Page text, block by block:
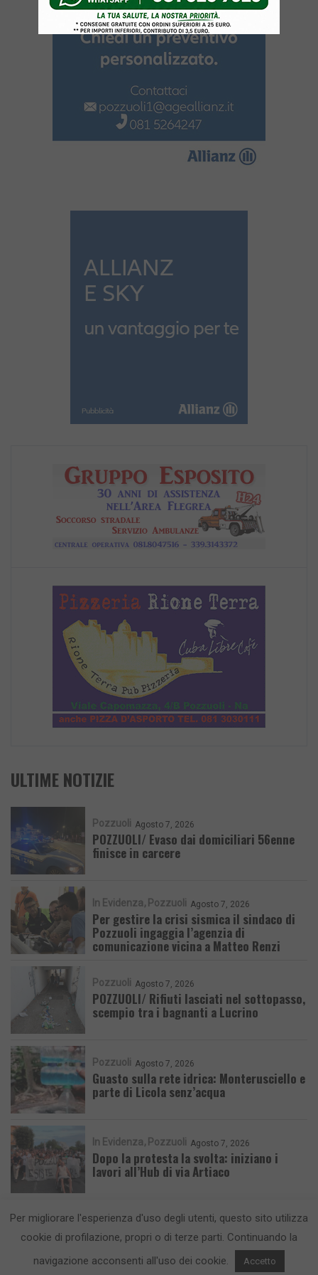
ULTIME NOTIZIE
Pozzuoli Agosto 7, 2026
POZZUOLI/ Evaso dai domiciliari 56enne
finisce in carcere
In Evidenza Pozzuoli Agosto 7, 2026
Per gestire la crisi sismica il sindaco di
Pozzuoli ingaggia l’agenzia di
comunicazione vicina a Matteo Renzi
Pozzuoli Agosto 7, 2026
POZZUOLI/ Rifiuti lasciati nel sottopasso,
scempio tra i bagnanti a Lucrino
Pozzuoli Agosto 7, 2026
Guasto sulla rete idrica: Monterusciello e
parte di Licola senz’acqua
In Evidenza Pozzuoli Agosto 7, 2026
Dopo la protesta la svolta: iniziano i
lavori all’Hub di via Artiaco
CronacaFlegrea testata giornalistica - aut. Tribunale di Napoli n. 34 del
Per migliorare l'esperienza d'uso degli utenti, questo sito utilizza
cookie di profilazione, propri o di terze parti. Continuando la
navigazione acconsenti all'uso dei cookie.
Accetto